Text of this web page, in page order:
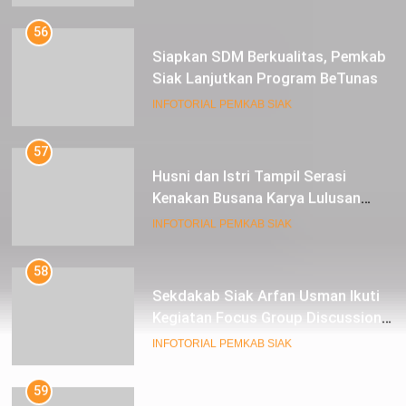
56
Siapkan SDM Berkualitas, Pemkab
Siak Lanjutkan Program BeTunas
INFOTORIAL PEMKAB SIAK
57
Husni dan Istri Tampil Serasi
Kenakan Busana Karya Lulusan
SMK Pariwisata Siak, di Lancang
INFOTORIAL PEMKAB SIAK
58
Sekdakab Siak Arfan Usman Ikuti
Kegiatan Focus Group Discussion
Tentang Kebijakan Penganggaran
INFOTORIAL PEMKAB SIAK
59